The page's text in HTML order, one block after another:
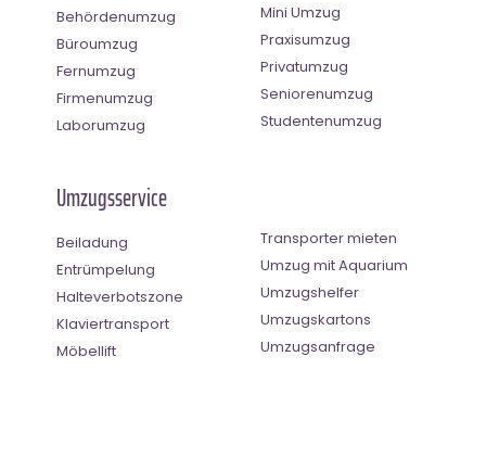
Behördenumzug
Büroumzug
Fernumzug
Firmenumzug
Laborumzug
Mini Umzug
Praxisumzug
Privatumzug
Seniorenumzug
Studentenumzug
Umzugsservice
Beiladung
Entrümpelung
Halteverbotszone
Klaviertransport
Möbellift
Transporter mieten
Umzug mit Aquarium
Umzugshelfer
Umzugskartons
Umzugsanfrage